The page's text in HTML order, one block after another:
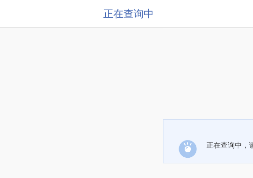
正在查询中
正在查询中，